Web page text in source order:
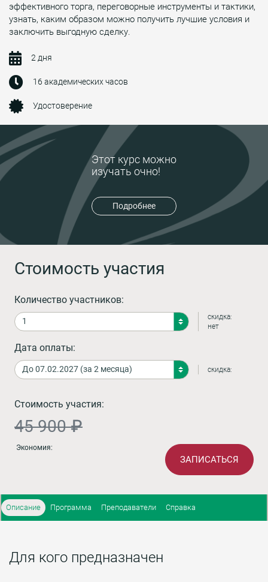
Этот курс можно
изучать очно!
Подробнее
эффективного торга, переговорные инструменты и тактики,
узнать, каким образом можно получить лучшие условия и
заключить выгодную сделку.
2 дня
16 академических часов
Удостоверение
Стоимость участия
Количество участников:
скидка:
нет
Дата оплаты:
скидка:
Стоимость участия:
45 900 ₽
Экономия:
ЗАПИСАТЬСЯ
Описание Программа Преподаватели Справка
Для кого предназначен